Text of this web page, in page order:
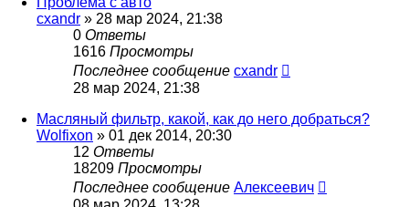
cxandr » 28 мар 2024, 21:38
0 Ответы
1616 Просмотры
Последнее сообщение cxandr
28 мар 2024, 21:38
Масляный фильтр, какой, как до него добраться?
Wolfixon » 01 дек 2014, 20:30
12 Ответы
18209 Просмотры
Последнее сообщение Алексеевич